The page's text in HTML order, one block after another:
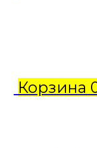
Корзина